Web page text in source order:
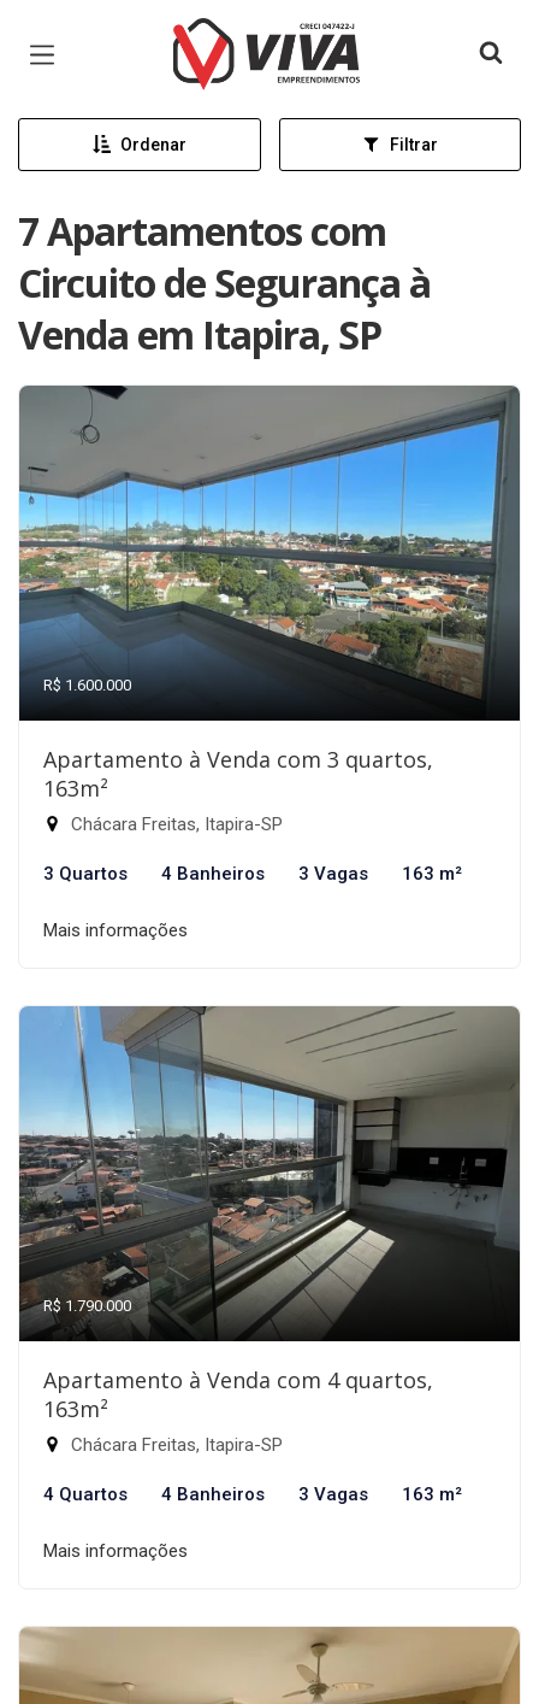
Página inicial
Ordenar Filtrar
7 Apartamentos com
Circuito de Segurança à
Venda em Itapira, SP
R$ 1.600.000
Apartamento à Venda com 3 quartos,
163m²
Chácara Freitas, Itapira-SP
3 Quartos 4 Banheiros 3 Vagas 163 m²
Mais informações
R$ 1.790.000
Apartamento à Venda com 4 quartos,
163m²
Chácara Freitas, Itapira-SP
4 Quartos 4 Banheiros 3 Vagas 163 m²
Mais informações